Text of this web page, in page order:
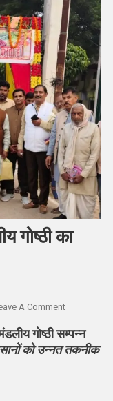
गोष्ठी का
A CommentOn
खेती
को
गोष्ठी सम्पन्न
को उन्नत तकनीक